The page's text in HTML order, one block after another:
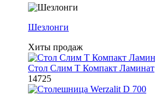
Шезлонги
Хиты продаж
Стол Слим Т Компакт Ламинат
14725